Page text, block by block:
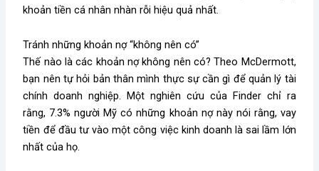
khoản tiền cá nhân nhàn rỗi hiệu quả nhất.
Tránh những khoản nợ “không nên có”
Thế nào là các khoản nợ không nên có? Theo McDermott,
bạn nên tự hỏi bản thân mình thực sự cần gì để quản lý tài
chính doanh nghiệp. Một nghiên cứu của Finder chỉ ra
rằng, 7.3% người Mỹ có những khoản nợ này nói rằng, vay
tiền để đầu tư vào một công việc kinh doanh là sai lầm lớn
nhất của họ.